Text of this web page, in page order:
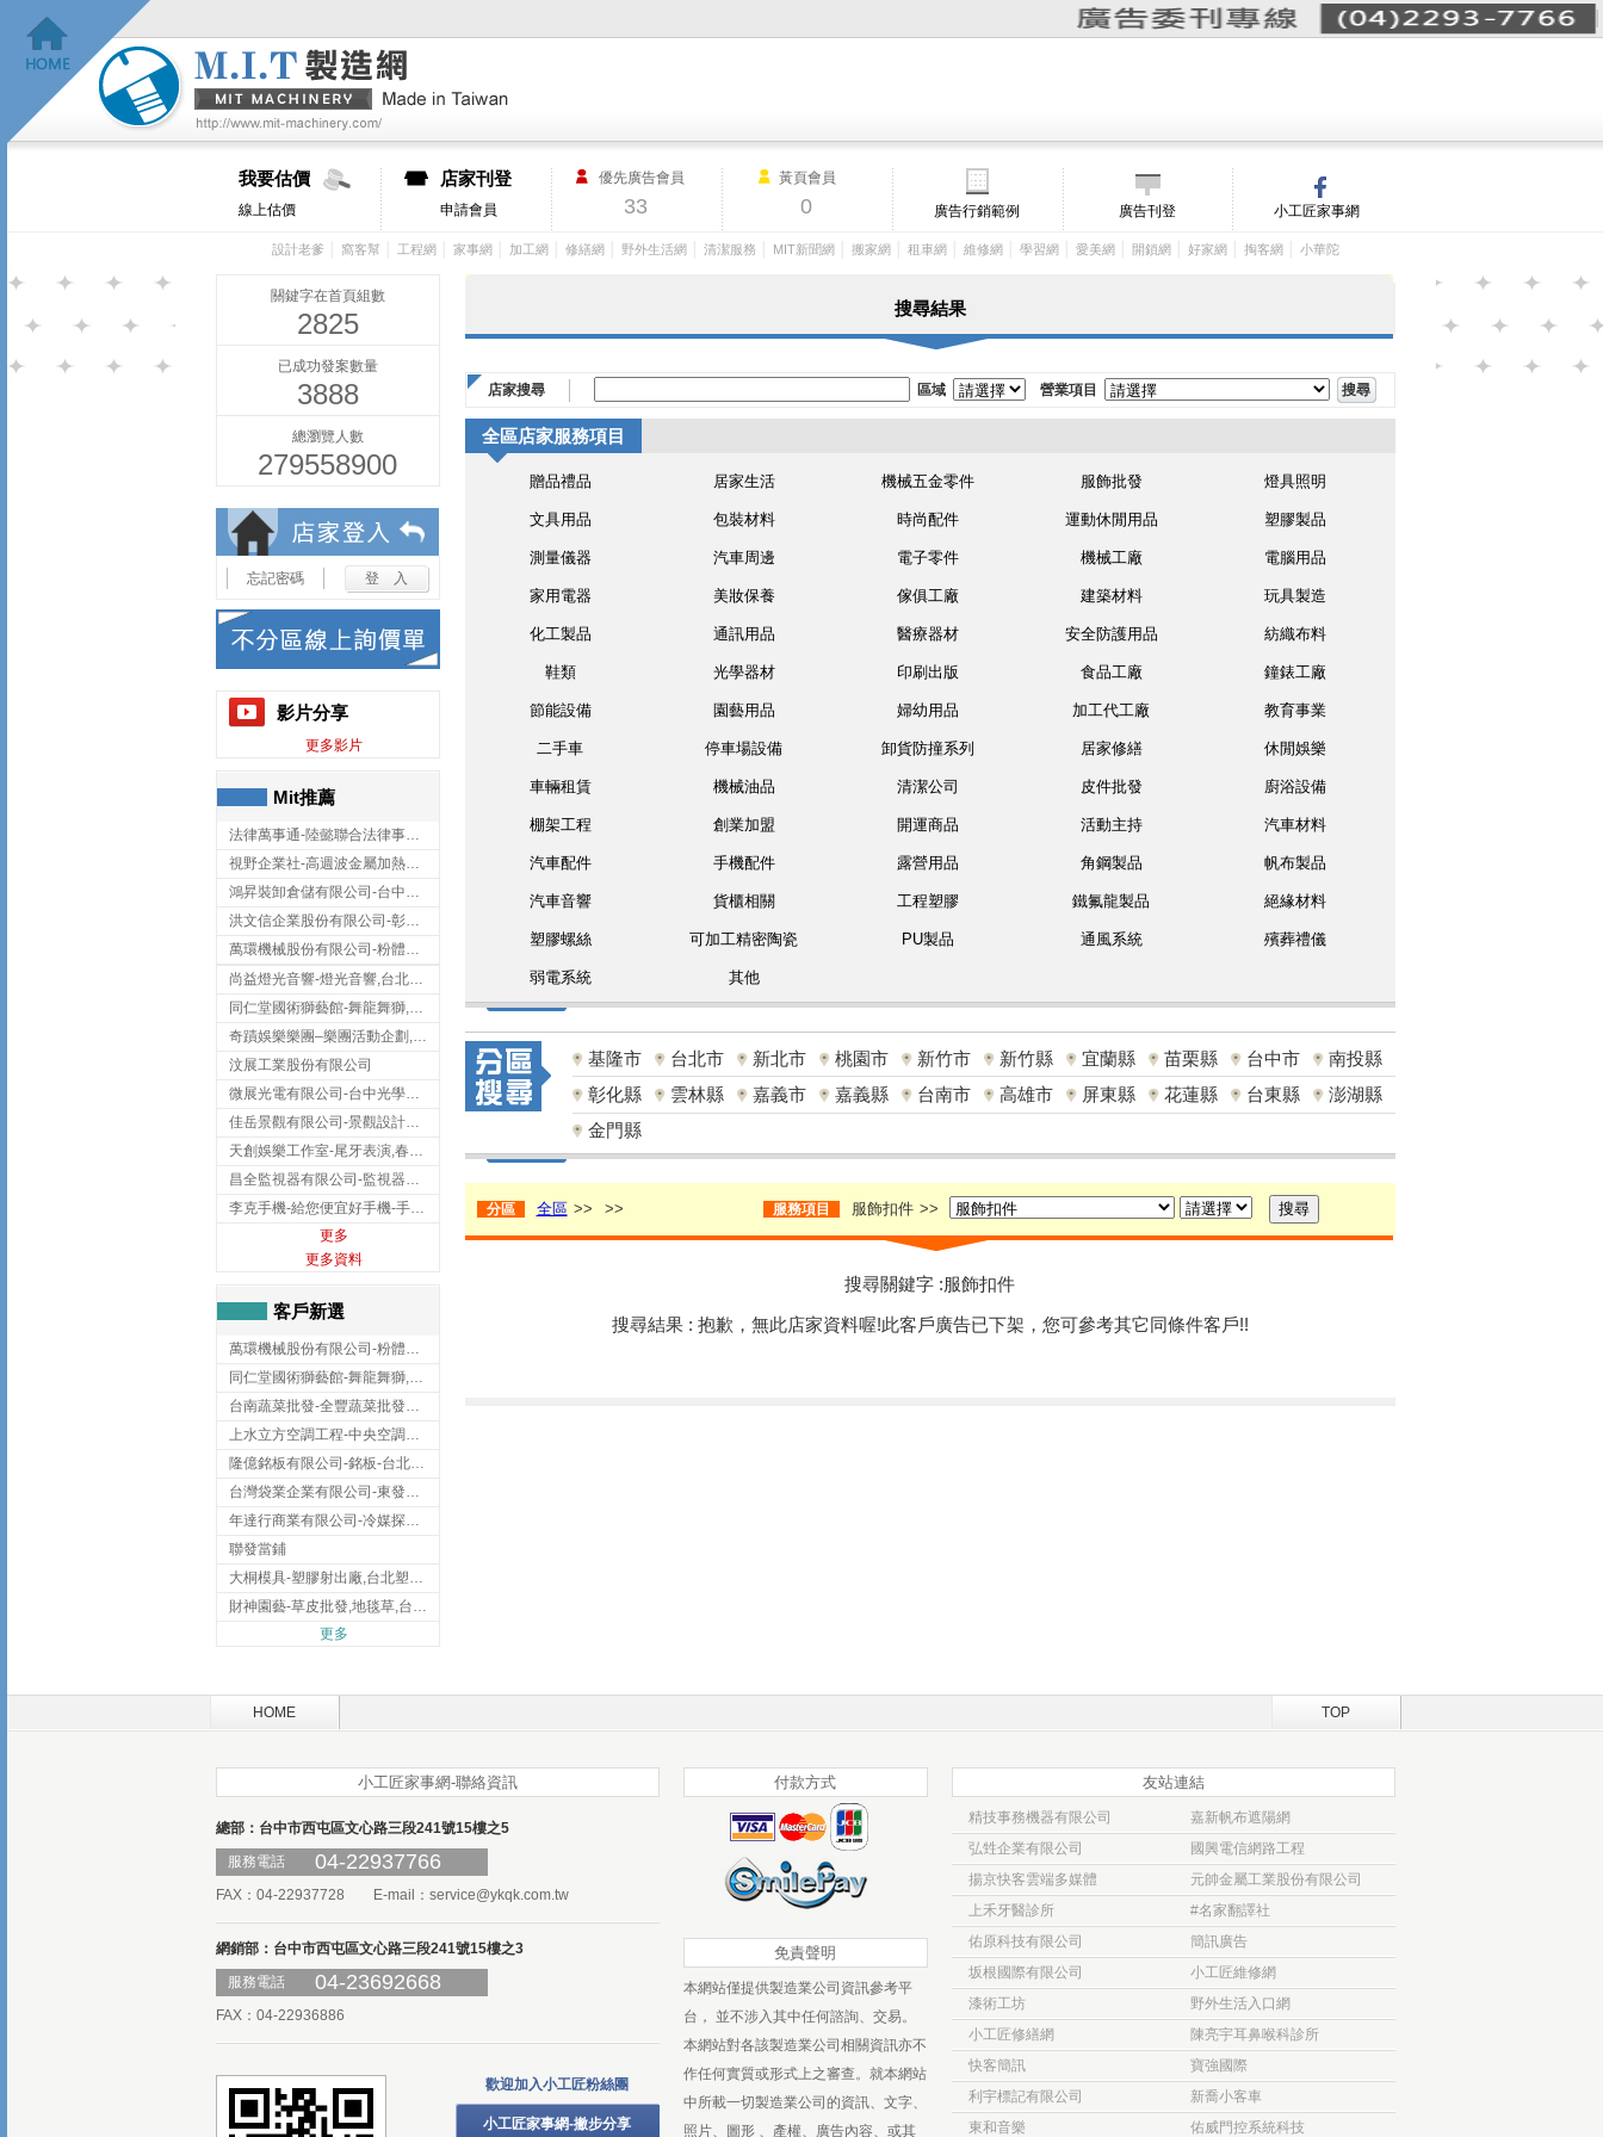
詢價單(0
我要估價
線上估價
店家刊登
申請會員
優先廣告會員
33
黃頁會員
0 廣告行銷範例 廣告刊登 小工匠家事網
設計老爹 窩客幫 工程網 家事網 加工網 修繕網 野外生活網 清潔服務 MIT新聞網 搬家網 租車網 維修網 學習網 愛美網 開鎖網 好家網 掏客網 小華陀
關鍵字在首頁組數
2825
已成功發案數量
3888
總瀏覽人數
279558900
忘記密碼
影片分享
更多影片
Mit推薦
法律萬事通-陸懿聯合法律事務所
視野企業社-高週波金屬加熱設備,彰化高週波金屬加熱設備
鴻昇裝卸倉儲有限公司-台中貨櫃裝卸
洪文信企業股份有限公司-彰化鋅合金鑄造,彰化五金加工,彰化五金配件
萬環機械股份有限公司-粉體塗裝設備,輸送機,輸送機設備,台南輸送機
尚益燈光音響-燈光音響,台北燈光音響,台北燈光音響出租
同仁堂國術獅藝館-舞龍舞獅,台中舞龍舞獅
奇蹟娛樂樂團–樂團活動企劃,台中樂團表演,台中婚禮樂團
汶展工業股份有限公司
微展光電有限公司-台中光學鍍膜,optical filter taiwan,台灣光學鍍膜
佳岳景觀有限公司-景觀設計公司,台北景觀設計,台北景觀工程,中山區景觀設計
天創娛樂工作室-尾牙表演,春酒表演,板橋尾牙表演
昌全監視器有限公司-監視器安裝,高雄監視器安裝,鳳山區監視器安裝
李克手機-給您便宜好手機-手機收購,屏東手機收購
更多
更多資料
客戶新選
萬環機械股份有限公司-粉體塗裝設備,輸送機,輸送機設備,台南輸送機
同仁堂國術獅藝館-舞龍舞獅,台中舞龍舞獅
台南蔬菜批發-全豐蔬菜批發專送/台南蔬菜箱宅配到府
上水立方空調工程-中央空調規劃,台北中央空調規劃
隆億銘板有限公司-銘板-台北銘板-板橋銘板
台灣袋業企業有限公司-東發企業社/台中太空袋/太空包
年達行商業有限公司-冷媒探漏儀,壓力錶組,真空泵浦,台北冷凍空調材料
聯發當鋪
大桐模具-塑膠射出廠,台北塑膠射出廠
財神園藝-草皮批發,地毯草,台北草,彰化地毯草,彰化台北草
更多
搜尋結果
店家搜尋 區域 營業項目
全區店家服務項目
贈品禮品 居家生活 機械五金零件 服飾批發 燈具照明
文具用品 包裝材料 時尚配件 運動休閒用品 塑膠製品
測量儀器 汽車周邊 電子零件 機械工廠 電腦用品
家用電器 美妝保養 傢俱工廠 建築材料 玩具製造
化工製品 通訊用品 醫療器材 安全防護用品 紡織布料
鞋類 光學器材 印刷出版 食品工廠 鐘錶工廠
節能設備 園藝用品 婦幼用品 加工代工廠 教育事業
二手車 停車場設備 卸貨防撞系列 居家修繕 休閒娛樂
車輛租賃 機械油品 清潔公司 皮件批發 廚浴設備
棚架工程 創業加盟 開運商品 活動主持 汽車材料
汽車配件 手機配件 露營用品 角鋼製品 帆布製品
汽車音響 貨櫃相關 工程塑膠 鐵氟龍製品 絕緣材料
塑膠螺絲 可加工精密陶瓷 PU製品 通風系統 殯葬禮儀
弱電系統 其他
基隆市 台北市 新北市 桃園市 新竹市 新竹縣 宜蘭縣 苗栗縣 台中市
南投縣
彰化縣
雲林縣 嘉義市 嘉義縣 台南市 高雄市 屏東縣 花蓮縣 台東縣
澎湖縣
金門縣
分區 全區 >> >> 服務項目 服飾扣件 >>
搜尋關鍵字 :服飾扣件
搜尋結果 : 抱歉，無此店家資料喔!此客戶廣告已下架，您可參考其它同條件客戶!!
HOME TOP
小工匠家事網-聯絡資訊
總部：台中市西屯區文心路三段241號15樓之5
服務電話
04-22937766
FAX：04-22937728 E-mail： service@ykqk.com.tw
網銷部：台中市西屯區文心路三段241號15樓之3
服務電話
04-23692668
FAX：04-22936886
歡迎加入小工匠粉絲團
小工匠家事網-撇步分享
付款方式
免責聲明
本網站僅提供製造業公司資訊參考平
台， 並不涉入其中任何諮詢、交易。
本網站對各該製造業公司相關資訊亦不
作任何實質或形式上之審查。就本網站
中所載一切製造業公司的資訊、文字、
照片、圖形 、產權、廣告內容、或其
友站連結
精技事務機器有限公司
嘉新帆布遮陽網
弘甡企業有限公司
國興電信網路工程
揚京快客雲端多媒體
元帥金屬工業股份有限公司
上禾牙醫診所
#名家翻譯社
佑原科技有限公司
簡訊廣告
坂根國際有限公司
小工匠維修網
漆術工坊
野外生活入口網
小工匠修繕網
陳亮宇耳鼻喉科診所
快客簡訊
寶強國際
利宇標記有限公司
新喬小客車
東和音樂
佑威門控系統科技